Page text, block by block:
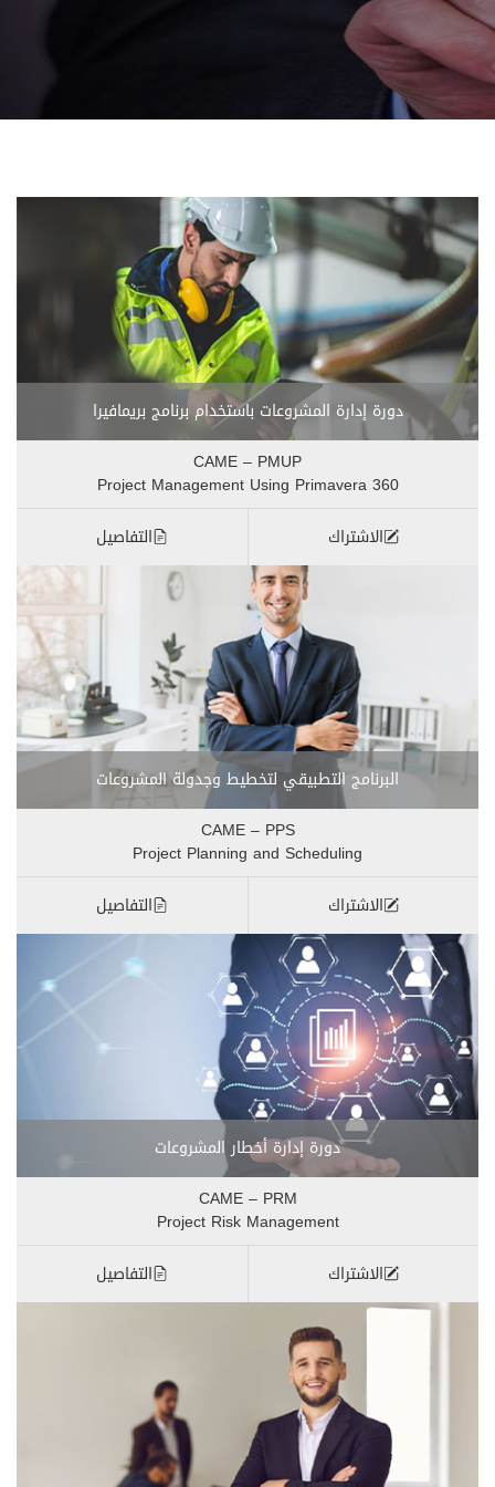
دورة إدارة المشروعات باستخدام برنامج بريمافيرا
CAME – PMUP
Project Management Using Primavera 360
الاشتراك
التفاصيل
البرنامج التطبيقي لتخطيط وجدولة المشروعات
CAME – PPS
Project Planning and Scheduling
الاشتراك
التفاصيل
دورة إدارة أخطار المشروعات
CAME – PRM
Project Risk Management
الاشتراك
التفاصيل